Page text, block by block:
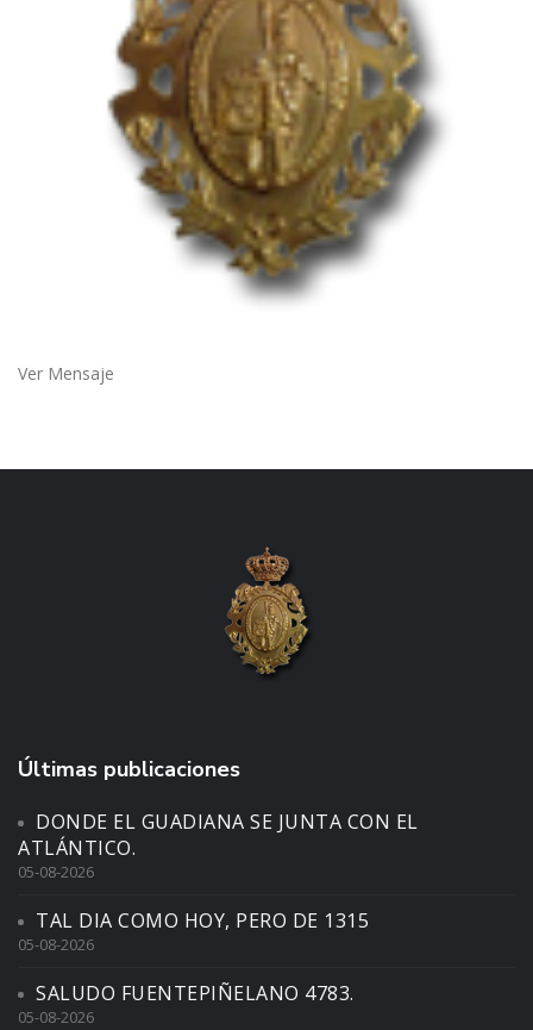
Ver Mensaje
Últimas publicaciones
DONDE EL GUADIANA SE JUNTA CON EL
ATLÁNTICO.
05-08-2026
TAL DIA COMO HOY, PERO DE 1315
05-08-2026
SALUDO FUENTEPIÑELANO 4783.
05-08-2026